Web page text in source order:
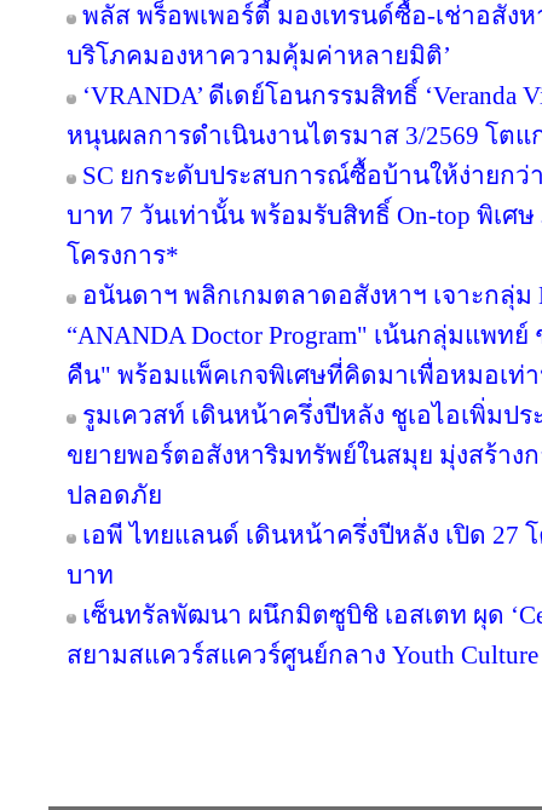
พลัส พร็อพเพอร์ตี้ มองเทรนด์ซื้อ-เช่าอสัง
บริโภคมองหาความคุ้มค่าหลายมิติ’
‘VRANDA’ ดีเดย์โอนกรรมสิทธิ์ ‘Veranda
หนุนผลการดำเนินงานไตรมาส 3/2569 โตแ
SC ยกระดับประสบการณ์ซื้อบ้านให้ง่ายกว่
บาท 7 วันเท่านั้น พร้อมรับสิทธิ์ On-top พิเศษ
โครงการ*
อนันดาฯ พลิกเกมตลาดอสังหาฯ เจาะกลุ่ม
“ANANDA Doctor Program" เน้นกลุ่มแพท
คืน" พร้อมแพ็คเกจพิเศษที่คิดมาเพื่อหมอเท่
รูมเควสท์ เดินหน้าครึ่งปีหลัง ชูเอไอเพิ่มป
ขยายพอร์ตอสังหาริมทรัพย์ในสมุย มุ่งสร้าง
ปลอดภัย
เอพี ไทยแลนด์ เดินหน้าครึ่งปีหลัง เปิด 27
บาท
เซ็นทรัลพัฒนา ผนึกมิตซูบิชิ เอสเตท ผุด
สยามสแควร์สแควร์ศูนย์กลาง Youth